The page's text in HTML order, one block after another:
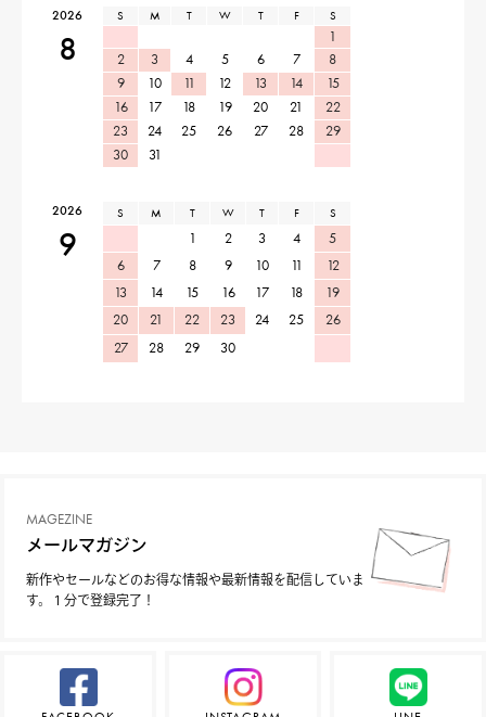
2026
8
S M T W T F S
1
2
3 4 5 6 7
8
9
10 11 12 13 14
15
16
17 18 19 20 21
22
23
24 25 26 27 28
29
30
31
2026
9
S M T W T F S
1 2 3 4
5
6
7 8 9 10 11
12
13
14 15 16 17 18
19
20
21 22 23 24 25
26
27
28 29 30
MAGEZINE
メールマガジン
新作やセールなどのお得な情報や最新情報を配信していま
す。１分で登録完了！